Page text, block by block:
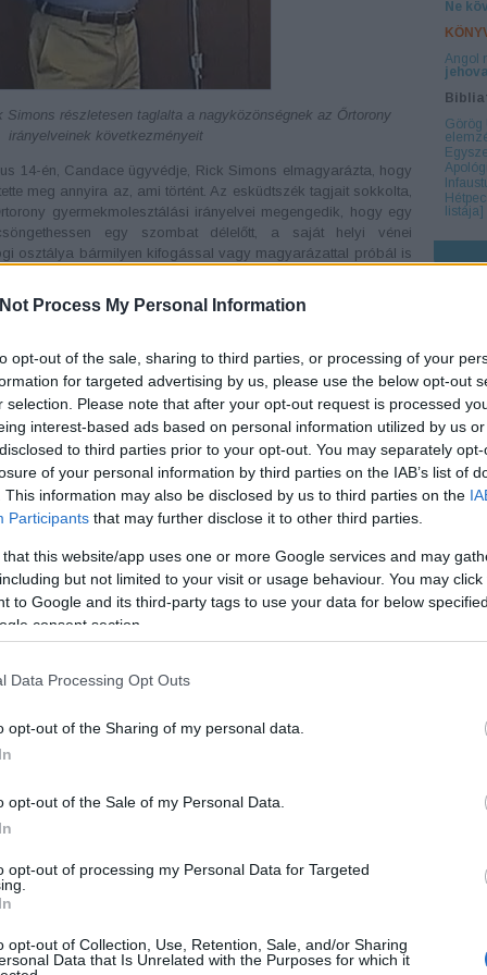
Process My Personal Information
opt-out of the sale, sharing to third parties, or processing of your
for targeted advertising by us, please use the below opt-out
selection. Please note that after your opt-out request is processed
interest-based ads based on personal information utilized by us
to third parties prior to your opt-out. You may separately
of your personal information by third parties on the IAB’s list of
This information may also be disclosed by us to third parties on the
Participants that may further disclose it to other third parties.
that this website/app uses one or more Google services and may
but not limited to your visit or usage behaviour. You may
to Google and its third-party tags to use your data for below
consent section.
Data Processing Opt Outs
opt-out of the Sharing of my personal data.
opt-out of the Sale of my Personal Data.
opt-out of processing my Personal Data for Targeted
opt-out of Collection, Use, Retention, Sale, and/or Sharing
Data that Is Unrelated with the Purposes for which it
Ne
Angol
Görög
listája]
részletesen taglalta a nagyközönségnek az Őrtorony
irányelveinek következményeit
14-én, Candace ügyvédje, Rick Simons elmagyarázta, hogy
meg annyira az, ami történt. Az esküdtszék tagjait sokkolta,
gyermekmolesztálási irányelvei megengedik, hogy egy
egy szombat délelőtt, a saját helyi vénei
osztálya bármilyen kifogással vagy magyarázattal próbál is
ez a helyzet bizony előfordulhat, mivel a “két tanú szabályról”
szerint egy pedofil letagadhatja a vádakat és ártatlannak
további tanúi a molesztálásnak.
hozzáállás miatt történt, hogy a 9 éves Candace Contit
egyik tagja, akiről tudták a helyi vének, hogy
gyermekeket is. Annak ellenére, hogy tudtak visszataszító
csak annyit tudtak tenni, hogy megfosztották
de eközben elmulasztották, hogy a gyülekezetükben levő
gyülekezet vénei nem a saját döntéseik alapján tették,
(USA) fiókhivatalának írásos utasításai alapján. Igen,
a Társulathoz vezettek, és, bárhogy próbálkoztak is, nem
voltak a történtekben.
Vermet ásnak maguknak
részéről az lenne a legokosabb, ha elismerné, hogy hibát
tenne annak érdekében, hogy a gyermekmolesztálással
és a közösségi felelősség alapelveivel összhangba
az Őrtorony vezetőségét nem a logika és a józan ész vezeti,
a helytelen vallási meggyőződésüket végül Isten igazolni
utasítja minden szolgáját, hogy engedelmeskedjen a
iránti felelősségük figyelmen kívül hagyásával
naivitást már büntettek meg bíróságon és nincs okunk azt
is másképpen történnének, amint a fellebbezési eljárás
állt ezalatt az érzelmileg kimerítő folyamat alatt, az odaadó
aki fiatalon maga is elszenvedte egy gyermekmolesztáló
az általa tanúsított bátorság és meggyőződés miatt,